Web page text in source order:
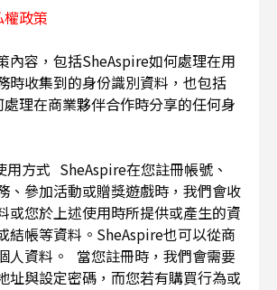
政策
內容，包括SheAspire如何處理在用
時收集到的身份識別資料，也包括
理在商業夥伴合作時分享的任何身
用方式 SheAspire在您註冊帳號、
、參加活動或贈獎遊戲時，我們會收
或您於上述使用時所提供或產生的資
結帳等資料。SheAspire也可以從商
人資料。 當您註冊時，我們會需要
址與設定密碼，而您若有購買行為或